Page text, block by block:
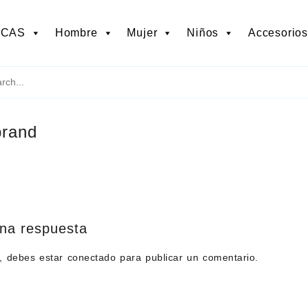
Hombre Mujer Niños Accesorios
respuesta
debes estar conectado para publicar un comentario.